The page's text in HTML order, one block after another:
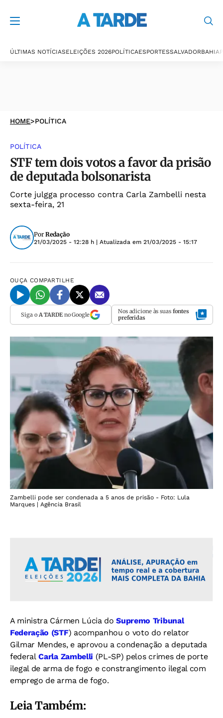
ÚLTIMAS NOTÍCIASELEIÇÕES 2026POLÍTICAESPORTESSALVADORBAHIA
HOME>POLÍTICA
POLÍTICA
STF tem dois votos a favor da prisão
de deputada bolsonarista
Corte julgga processo contra Carla Zambelli nesta
sexta-feira, 21
Por Redação
21/03/2025 - 12:28 h | Atualizada em 21/03/2025 - 15:17
OUÇA COMPARTILHE
Siga o A TARDEno Google Nos adicione às suas fontes
preferidas
Zambelli pode ser condenada a 5 anos de prisão - Foto: Lula
Marques | Agência Brasil
A ministra Cármen Lúcia doSupremo Tribunal
Federação (STF) acompanhou o voto do relator
Gilmar Mendes, e aprovou a condenação a deputada
federalCarla Zambelli (PL-SP) pelos crimes de porte
ilegal de arma de fogo e constrangimento ilegal com
emprego de arma de fogo.
Leia Também: